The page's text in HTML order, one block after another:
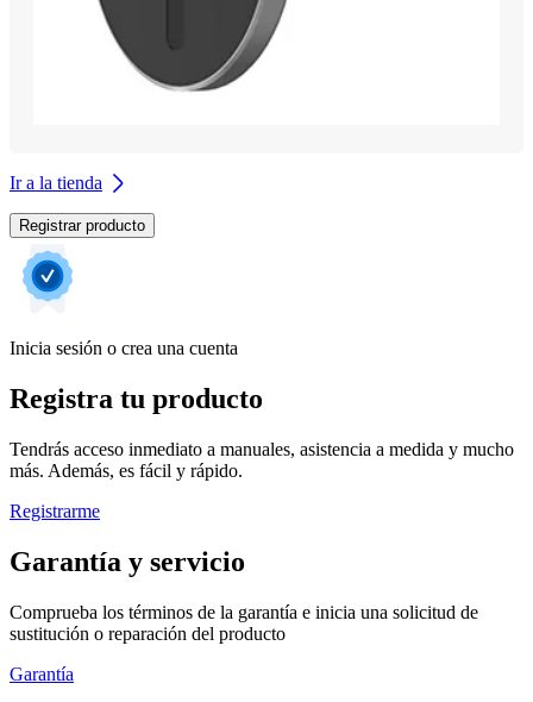
Ir a la tienda
Registrar producto
Inicia sesión o crea una cuenta
Registra tu producto
Tendrás acceso inmediato a manuales, asistencia a medida y mucho
más. Además, es fácil y rápido.
Registrarme
Garantía y servicio
Comprueba los términos de la garantía e inicia una solicitud de
sustitución o reparación del producto
Garantía